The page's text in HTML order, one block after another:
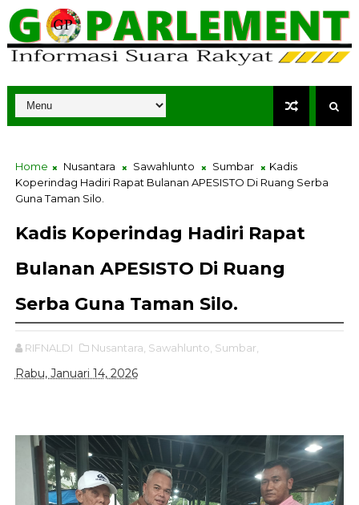
Home Nusantara Sawahlunto Sumbar
Kadis
Koperindag Hadiri Rapat Bulanan APESISTO Di Ruang Serba
Guna Taman Silo.
Kadis Koperindag Hadiri Rapat
Bulanan APESISTO Di Ruang
Serba Guna Taman Silo.
RIFNALDI Nusantara, Sawahlunto, Sumbar,
Rabu, Januari 14, 2026